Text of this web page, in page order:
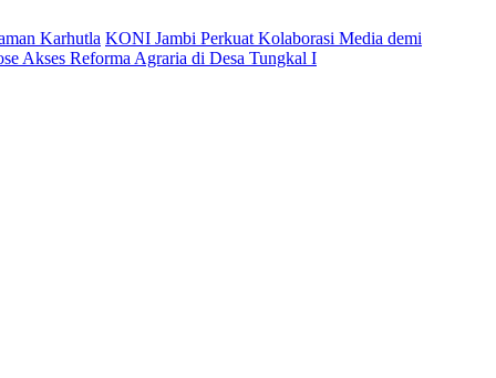
Karhutla KONI Jambi Perkuat Kolaborasi Media demi
Akses Reforma Agraria di Desa Tungkal I